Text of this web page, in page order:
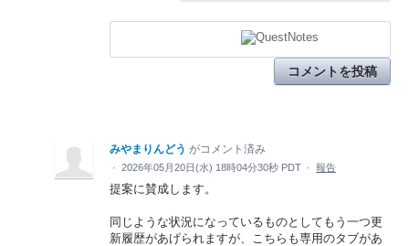
コメントを投稿
みやまりんどう がコメント済み
· 2026年05月20日(水) 18時04分30秒 PDT · 報告
提案に賛成します。
同じような状況になっているものとしてもう一つ更
新履歴があげられますが、こちらも専用のタブがあ